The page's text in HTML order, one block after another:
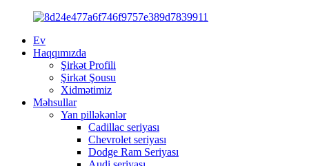
Ev
Haqqımızda
Şirkət Profili
Şirkət Şousu
Xidmətimiz
Məhsullar
Yan pilləkənlər
Cadillac seriyası
Chevrolet seriyası
Dodge Ram Seriyası